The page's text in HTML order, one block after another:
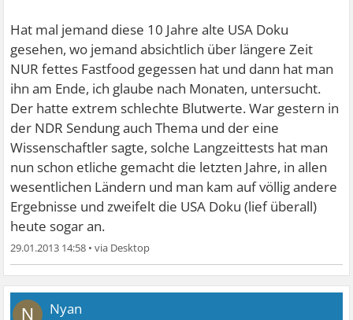
Hat mal jemand diese 10 Jahre alte USA Doku
gesehen, wo jemand absichtlich über längere Zeit
NUR fettes Fastfood gegessen hat und dann hat man
ihn am Ende, ich glaube nach Monaten, untersucht.
Der hatte extrem schlechte Blutwerte. War gestern in
der NDR Sendung auch Thema und der eine
Wissenschaftler sagte, solche Langzeittests hat man
nun schon etliche gemacht die letzten Jahre, in allen
wesentlichen Ländern und man kam auf völlig andere
Ergebnisse und zweifelt die USA Doku (lief überall)
heute sogar an.
29.01.2013 14:58 •
N Nyan